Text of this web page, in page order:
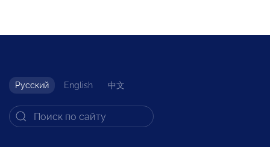
Русский English 中文